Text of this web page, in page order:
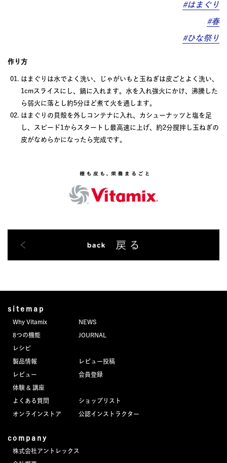
#はまぐり
#春
#ひな祭り
作り方
はまぐりは水でよく洗い、じゃがいもと玉ねぎは皮ごとよく洗い、
1cmスライスにし、鍋に入れます。水を入れ強火にかけ、沸騰した
ら弱火に落とし約5分ほど煮て火を通します。
はまぐりの貝殻を外しコンテナに入れ、カシューナッツと塩を足
し、スピード1からスタートし最高速に上げ、約2分撹拌し玉ねぎの
皮がなめらかになったら完成です。
sitemap
Why Vitamix
8つの機能
レシピ
製品情報
レビュー
体験 & 講座
よくある質問
オンラインストア
NEWS
JOURNAL
レビュー投稿
会員登録
ショップリスト
公認インストラクター
company
株式会社アントレックス